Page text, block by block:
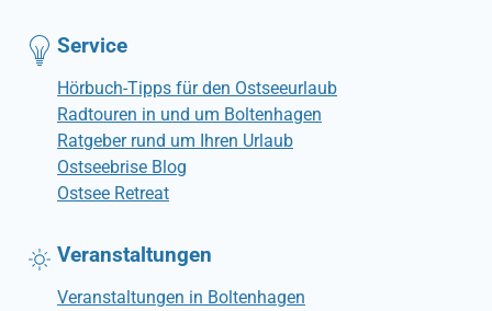
Service
Hörbuch-Tipps für den Ostseeurlaub
Radtouren in und um Boltenhagen
Ratgeber rund um Ihren Urlaub
Ostseebrise Blog
Ostsee Retreat
Veranstaltungen
Veranstaltungen in Boltenhagen